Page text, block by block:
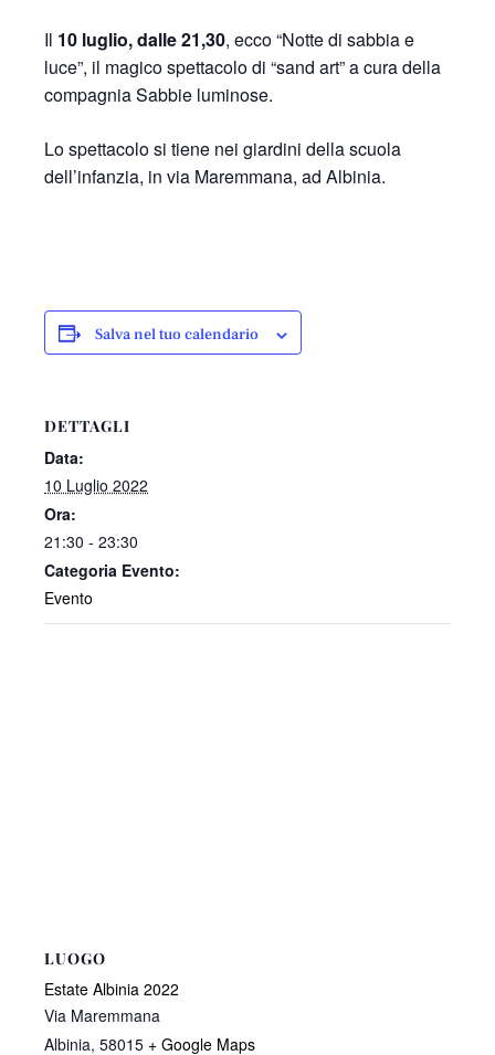
Il 10 luglio, dalle 21,30, ecco “Notte di sabbia e
luce”, il magico spettacolo di “sand art” a cura della
compagnia Sabbie luminose.
Lo spettacolo si tiene nei giardini della scuola
dell’infanzia, in via Maremmana, ad Albinia.
Salva nel tuo calendario
DETTAGLI
Data:
10 Luglio 2022
Ora:
21:30 - 23:30
Categoria Evento:
Evento
LUOGO
Estate Albinia 2022
Via Maremmana
Albinia, 58015 + Google Maps